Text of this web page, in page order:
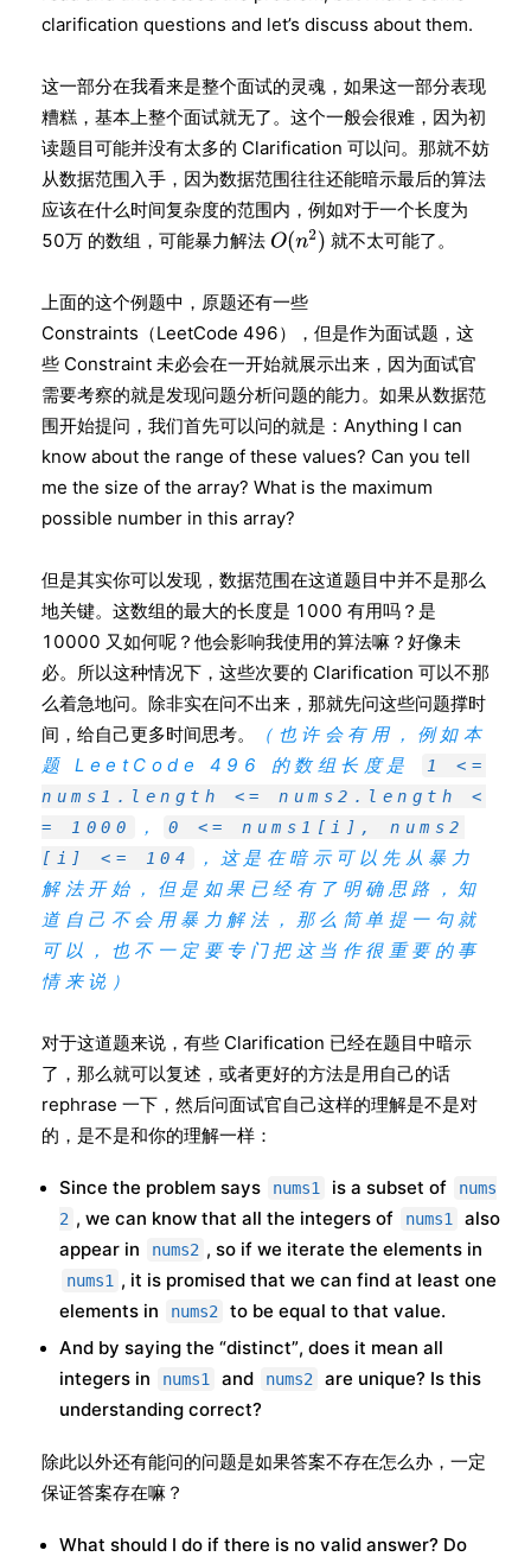
clarification questions and let’s discuss about them.
这一部分在我看来是整个面试的灵魂，如果这一部分表现
糟糕，基本上整个面试就无了。这个一般会很难，因为初
读题目可能并没有太多的 Clarification 可以问。那就不妨
从数据范围入手，因为数据范围往往还能暗示最后的算法
应该在什么时间复杂度的范围内，例如对于一个长度为
50万 的数组，可能暴力解法
就不太可能了。
上面的这个例题中，原题还有一些
Constraints（LeetCode 496），但是作为面试题，这
些 Constraint 未必会在一开始就展示出来，因为面试官
需要考察的就是发现问题分析问题的能力。如果从数据范
围开始提问，我们首先可以问的就是：Anything I can
know about the range of these values? Can you tell
me the size of the array? What is the maximum
possible number in this array?
但是其实你可以发现，数据范围在这道题目中并不是那么
地关键。这数组的最大的长度是 1000 有用吗？是
10000 又如何呢？他会影响我使用的算法嘛？好像未
必。所以这种情况下，这些次要的 Clarification 可以不那
么着急地问。除非实在问不出来，那就先问这些问题撑时
间，给自己更多时间思考。
（也许会有用，例如本
题 LeetCode 496 的数组长度是
1 <=
nums1.length <= nums2.length <
= 1000
，
0 <= nums1[i], nums2
[i] <= 104
，这是在暗示可以先从暴力
解法开始，但是如果已经有了明确思路，知
道自己不会用暴力解法，那么简单提一句就
可以，也不一定要专门把这当作很重要的事
情来说）
对于这道题来说，有些 Clarification 已经在题目中暗示
了，那么就可以复述，或者更好的方法是用自己的话
rephrase 一下，然后问面试官自己这样的理解是不是对
的，是不是和你的理解一样：
Since the problem says nums1 is a subset of
nums
2 , we can know that all the integers of nums1
also
appear in
nums2 , so if we iterate the elements in
nums1 , it is promised that we can find at least one
elements in
nums2
to be equal to that value.
And by saying the “distinct”, does it mean all
integers in
nums1 and nums2
are unique? Is this
understanding correct?
除此以外还有能问的问题是如果答案不存在怎么办，一定
保证答案存在嘛？
What should I do if there is no valid answer? Do